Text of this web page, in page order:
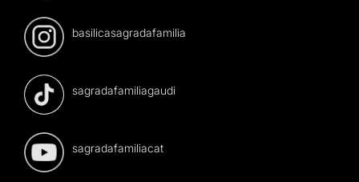
basilicasagradafamilia
sagradafamiliagaudi
sagradafamiliacat